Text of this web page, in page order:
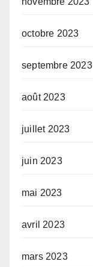
octobre 2023
septembre 2023
août 2023
juillet 2023
juin 2023
mai 2023
avril 2023
mars 2023